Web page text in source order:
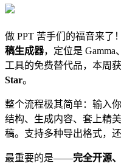
做 PPT 苦手们的福音来了
稿生成器，定位是 Gamma
工具的免费替代品，本周
Star。
整个流程极其简单：输入
结构、生成内容、套上精
稿。支持多种导出格式，
最重要的是——完全开源